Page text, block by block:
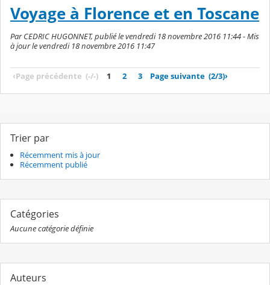
Voyage à Florence et en Toscane
Par CEDRIC HUGONNET, publié le vendredi 18 novembre 2016 11:44 - Mis
à jour le vendredi 18 novembre 2016 11:47
‹Page précédente (-/-) 1 2 3 Page suivante (2/3)›
Trier par
Récemment mis à jour
Récemment publié
Catégories
Aucune catégorie définie
Auteurs